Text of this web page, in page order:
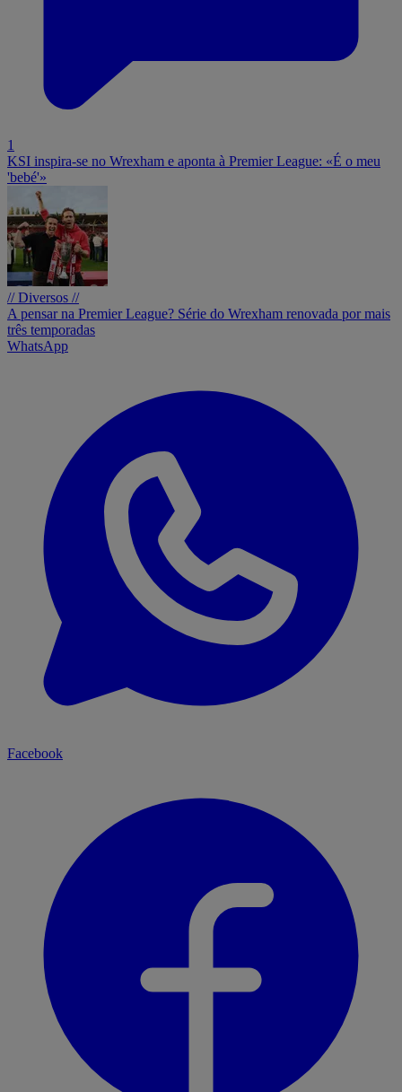
1
KSI inspira-se no Wrexham e aponta à Premier League: «É o meu
'bebé'»
// Diversos //
A pensar na Premier League? Série do Wrexham renovada por mais
três temporadas
WhatsApp
Facebook